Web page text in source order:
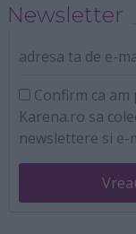
Newsletter
adresa ta de e-
Confirm ca am
Karena.ro sa
newslettere si